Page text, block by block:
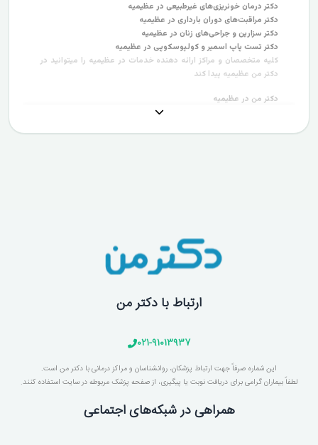
دکتر درمان خونریزی‌های غیرطبیعی در عظیمیه
دکتر مراقبت‌های دوران بارداری در عظیمیه
دکتر سزارین و جراحی‌های زنان در عظیمیه
دکتر تست پاپ اسمیر و کولپوسکوپی در عظیمیه
کلیه متخصصان و مراکز ارائه دهنده خدمات در عظیمیه را میتوانید در
دکتر من عظیمیه پیدا کند
دکتر من در عظیمیه
ارتباط با دکتر من
021-91013937
این شماره صرفاً جهت ارتباط پزشکان، روانشناسان و مراکز درمانی با دکتر من است.
لطفاً بیماران گرامی برای دریافت نوبت یا پیگیری، از صفحه پزشک مربوطه در سایت استفاده کنند.
همراهی در شبکه‌های اجتماعی